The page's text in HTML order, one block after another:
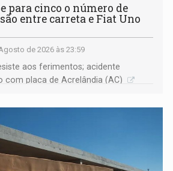
para cinco o número de
entre carreta e Fiat Uno
de 2026 às 23:59
aos ferimentos; acidente
com placa de Acrelândia (AC)